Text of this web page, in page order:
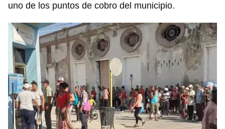
uno de los puntos de cobro del municipio.